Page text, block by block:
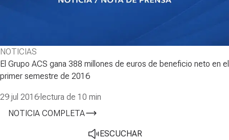
NOTICIAS
El Grupo ACS gana 388 millones de euros de beneficio neto en el
primer semestre de 2016
29 jul 2016· lectura de 10 min
NOTICIA COMPLETA
ESCUCHAR